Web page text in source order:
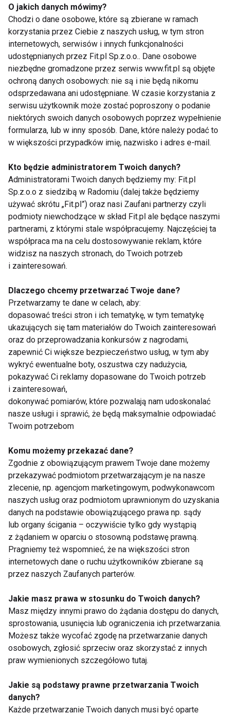
Odpowiednio ułożony jadłospis, skoncentrowany na
dostarczeniu do mieszków włosowych wszelkich
substancji odżywczych, witamin i mikroelementów,
dostosowany do naszego codziennego trybu życia,
może być dla nas efektywnym wsparciem w
zadbaniu o lepszą kondycję włosów. - mówi Anna
Mackojć z Instytutu Trychologii
Dieta bez monotonii i produktów źle
wpływających na włosy
Myśląc o jakości diety warto także zwrócić uwagę
czy nie wpadamy w pułapkę żywieniową w postaci
monotonności w codziennym jadłospisie, która
skutkuje mniejszą ilością związków aktywnych w
diecie. Dbajmy więc o zróżnicowaną dietę, którą
możemy przy odpowiednim zbilansowaniu
efektywnie wzmacniać nasze włosy. Drugim
istotnym aspektem jest eliminowanie z diety
produktów, które niekorzystnie oddziałują na włosy.
wysokoprzetworzone zawierające mało błonnika
pokarmowego, składników mineralnych i witamin, co
może przyczyniać się do niedoborów pokarmowych,
jak również picie zbyt dużej ilości herbaty i kawy czy
alkohol. Naszemu organizmowi, w tym także
włosom, nie sprzyja w diecie nadmiar cukrów
prostych, co może wpływać na szybsze
przetłuszczanie się skóry głowy a nawet na
pojawianie się łupieżu. Słodzone napoje, słone
przekąski, smażona żywność, margaryny twarde na
zdecydowanie grupy produktów, które nie mają
dobrego wpływu na nasze włosy.
Pierwszym krokiem do zachowania dobrej kondycji
włosów powinna być dobrze zbilansowana i
wartościowa dieta, dostarczająca do naszego
organizmu różnorodnych składników odżywczych i
oparta na świeżych, nieprzetworzonych produktach.
DIETY WŁOSY DIETA
Diety
O jakich danych mówimy?
Chodzi o dane osobowe, które są zbierane w ramach
korzystania przez Ciebie z naszych usług, w tym stron
internetowych, serwisów i innych funkcjonalności
udostępnianych przez Fit.pl Sp.z.o.o.. Dane osobowe
niezbędne gromadzone przez serwis www.fit.pl są objęte
ochroną danych osobowych: nie są i nie będą nikomu
odsprzedawana ani udostępniane. W czasie korzystania z
serwisu użytkownik może zostać poproszony o podanie
niektórych swoich danych osobowych poprzez wypełnienie
formularza, lub w inny sposób. Dane, które należy podać to
w większości przypadków imię, nazwisko i adres e-mail.
Kto będzie administratorem Twoich danych?
Administratorami Twoich danych będziemy my: Fit.pl
Sp.z.o.o z siedzibą w Radomiu (dalej także będziemy
używać skrótu „Fit.pl”) oraz nasi Zaufani partnerzy czyli
podmioty niewchodzące w skład Fit.pl ale będące naszymi
partnerami, z którymi stale współpracujemy. Najczęściej ta
współpraca ma na celu dostosowywanie reklam, które
widzisz na naszych stronach, do Twoich potrzeb
i zainteresowań.
Dlaczego chcemy przetwarzać Twoje dane?
Przetwarzamy te dane w celach, aby:
dopasować treści stron i ich tematykę, w tym tematykę
ukazujących się tam materiałów do Twoich zainteresowań
oraz do przeprowadzania konkursów z nagrodami,
zapewnić Ci większe bezpieczeństwo usług, w tym aby
wykryć ewentualne boty, oszustwa czy nadużycia,
pokazywać Ci reklamy dopasowane do Twoich potrzeb
i zainteresowań,
dokonywać pomiarów, które pozwalają nam udoskonalać
nasze usługi i sprawić, że będą maksymalnie odpowiadać
Twoim potrzebom
Komu możemy przekazać dane?
Zgodnie z obowiązującym prawem Twoje dane możemy
przekazywać podmiotom przetwarzającym je na nasze
zlecenie, np. agencjom marketingowym, podwykonawcom
naszych usług oraz podmiotom uprawnionym do uzyskania
danych na podstawie obowiązującego prawa np. sądy
lub organy ścigania – oczywiście tylko gdy wystąpią
z żądaniem w oparciu o stosowną podstawę prawną.
Pragniemy też wspomnieć, że na większości stron
internetowych dane o ruchu użytkowników zbierane są
przez naszych Zaufanych parterów.
Jakie masz prawa w stosunku do Twoich danych?
Masz między innymi prawo do żądania dostępu do danych,
sprostowania, usunięcia lub ograniczenia ich przetwarzania.
Możesz także wycofać zgodę na przetwarzanie danych
osobowych, zgłosić sprzeciw oraz skorzystać z innych
praw wymienionych szczegółowo tutaj.
Jakie są podstawy prawne przetwarzania Twoich
danych?
Każde przetwarzanie Twoich danych musi być oparte